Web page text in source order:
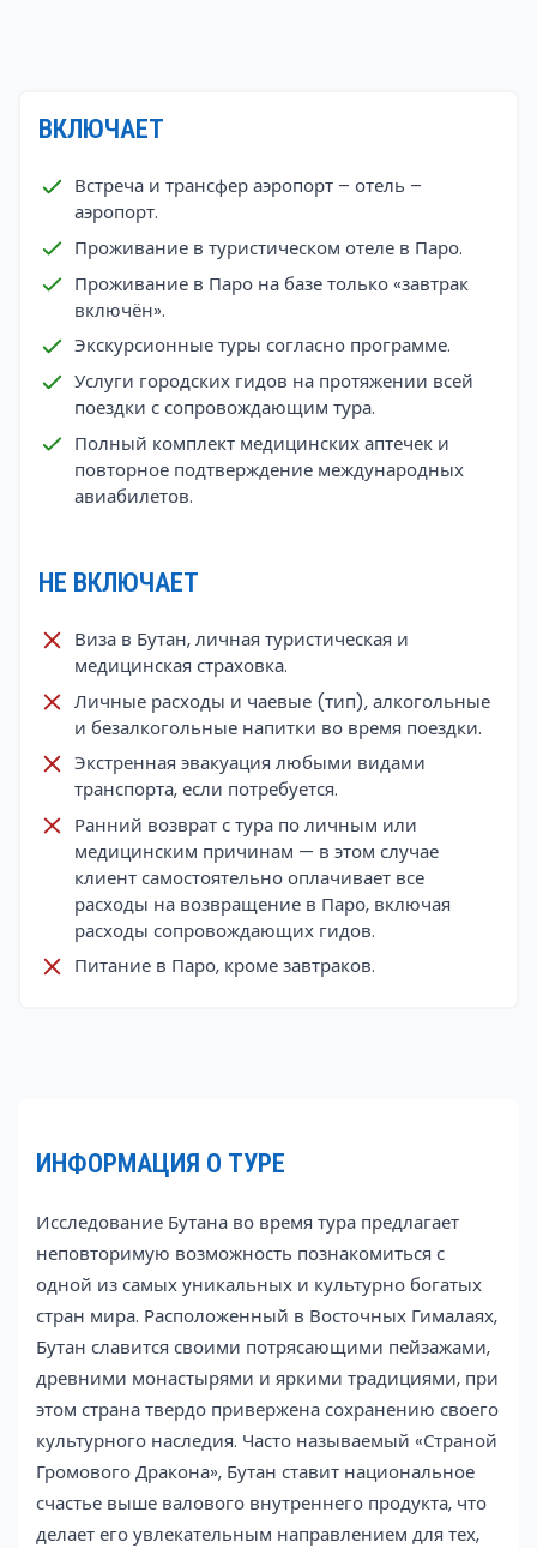
вознаграждающее путешествие по высоким
спокойный трек Бумтханг Оул, чтобы насладиться
живописной красотой Бутана. Варианты
приключений так же разнообразны, как и сами
пейзажи.
ВКЛЮЧАЕТ
Встреча и трансфер аэропорт – отель –
аэропорт.
Проживание в туристическом отеле в Паро.
Проживание в Паро на базе только «завтрак
включён».
Экскурсионные туры согласно программе.
Услуги городских гидов на протяжении всей
поездки с сопровождающим тура.
Полный комплект медицинских аптечек и
повторное подтверждение международных
авиабилетов.
НЕ ВКЛЮЧАЕТ
Виза в Бутан, личная туристическая и
медицинская страховка.
Личные расходы и чаевые (тип), алкогольные
и безалкогольные напитки во время поездки.
Экстренная эвакуация любыми видами
транспорта, если потребуется.
Ранний возврат с тура по личным или
медицинским причинам — в этом случае
клиент самостоятельно оплачивает все
расходы на возвращение в Паро, включая
расходы сопровождающих гидов.
Питание в Паро, кроме завтраков.
ИНФОРМАЦИЯ О ТУРЕ
Исследование Бутана во время тура предлагает
неповторимую возможность познакомиться с
одной из самых уникальных и культурно богатых
стран мира. Расположенный в Восточных Гималаях,
Бутан славится своими потрясающими пейзажами,
древними монастырями и яркими традициями, при
этом страна твердо привержена сохранению своего
культурного наследия. Часто называемый «Страной
Громового Дракона», Бутан ставит национальное
счастье выше валового внутреннего продукта, что
делает его увлекательным направлением для тех,